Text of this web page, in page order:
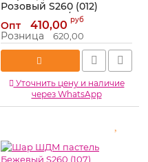
Розовый S260 (012)
Fuchsia 50шт/уп
(Колумбия) 260012-50
Артикул: 260012-50
Опт 410,00 руб
Розница 620,00
Уточнить цену и наличие
через WhatsApp